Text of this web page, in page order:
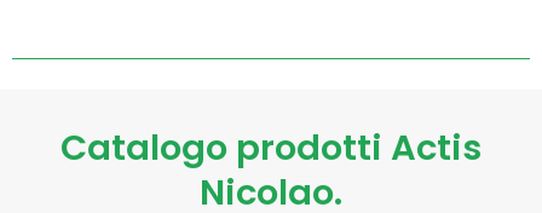
Catalogo prodotti Actis
Nicolao.